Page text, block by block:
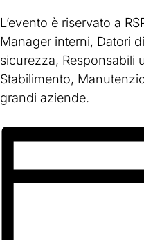
L’evento è riservato a
Manager interni, Datori
sicurezza, Responsabili
Stabilimento,
grandi aziende.